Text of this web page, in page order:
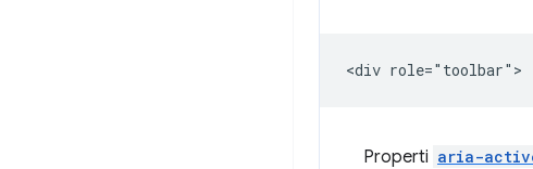
Properti aria-